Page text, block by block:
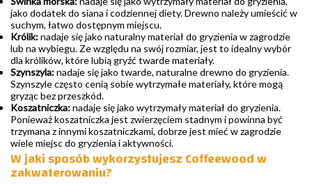
jako dodatek do siana i codziennej diety. Drewno należy umieścić w
suchym, łatwo dostępnym miejscu.
Królik:nadaje się jako naturalny materiał do gryzienia w zagrodzie
lub na wybiegu. Ze względu na swój rozmiar, jest to idealny wybór
dla królików, które lubią gryźć twarde materiały.
Szynszyla:nadaje się jako twarde, naturalne drewno do gryzienia.
Szynszyle często cenią sobie wytrzymałe materiały, które mogą
gryząc bez przeszkód.
Koszatniczka:nadaje się jako wytrzymały materiał do gryzienia.
Ponieważ koszatniczka jest zwierzęciem stadnym i powinna być
trzymana z innymi koszatniczkami, dobrze jest mieć w zagrodzie
wiele miejsc do gryzienia i aktywności.
W jaki sposób wykorzystujesz Coffeewood w
zakwaterowaniu?